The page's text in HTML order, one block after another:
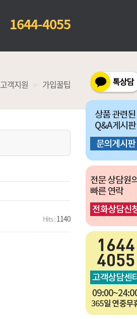
1644-4055
고객지원 > 가입꿀팁
Hits :1140